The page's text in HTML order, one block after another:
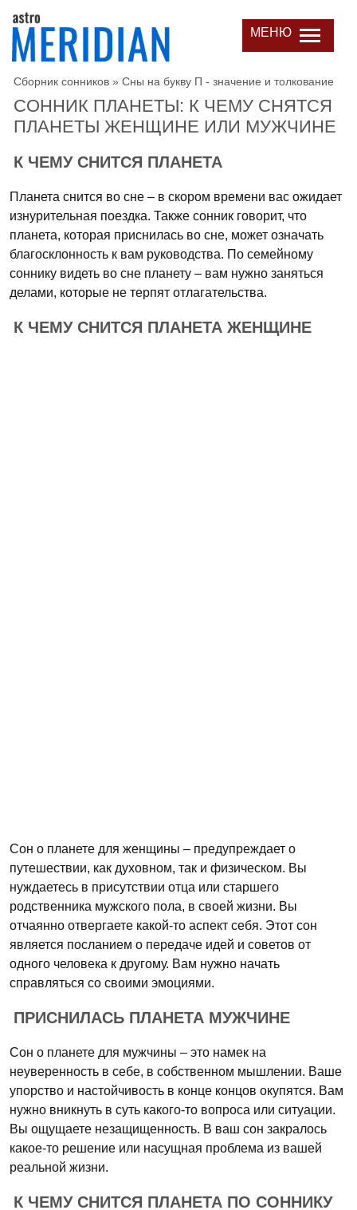
МЕНЮ
Сборник сонников » Сны на букву П - значение и толкование
СОННИК ПЛАНЕТЫ: К ЧЕМУ СНЯТСЯ
ПЛАНЕТЫ ЖЕНЩИНЕ ИЛИ МУЖЧИНЕ
К ЧЕМУ СНИТСЯ ПЛАНЕТА
Планета снится во сне – в скором времени вас ожидает
изнурительная поездка. Также сонник говорит, что
планета, которая приснилась во сне, может означать
благосклонность к вам руководства. По семейному
соннику видеть во сне планету – вам нужно заняться
делами, которые не терпят отлагательства.
К ЧЕМУ СНИТСЯ ПЛАНЕТА ЖЕНЩИНЕ
Сон о планете для женщины – предупреждает о
путешествии, как духовном, так и физическом. Вы
нуждаетесь в присутствии отца или старшего
родственника мужского пола, в своей жизни. Вы
отчаянно отвергаете какой-то аспект себя. Этот сон
является посланием о передаче идей и советов от
одного человека к другому. Вам нужно начать
справляться со своими эмоциями.
ПРИСНИЛАСЬ ПЛАНЕТА МУЖЧИНЕ
Сон о планете для мужчины – это намек на
неуверенность в себе, в собственном мышлении. Ваше
упорство и настойчивость в конце концов окупятся. Вам
нужно вникнуть в суть какого-то вопроса или ситуации.
Вы ощущаете незащищенность. В ваш сон закралось
какое-то решение или насущная проблема из вашей
реальной жизни.
К ЧЕМУ СНИТСЯ ПЛАНЕТА ПО СОННИКУ